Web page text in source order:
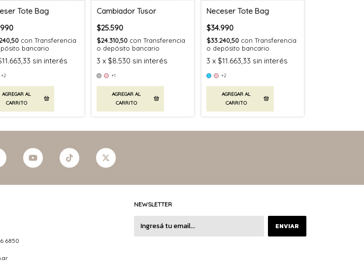
Tote Bag
con Transferencia
bancario
sin interés
+2
AGREGAR AL
CARRITO
Cambiador Tusor
$25.590
$24.310,50 con Transferencia
o depósito bancario
3 x $8.530 sin interés
+1
AGREGAR AL
CARRITO
Neceser Tote Bag
$34.990
$33.240,50 con Transferencia
o depósito bancario
3 x $11.663,33 sin interés
+2
AGREGAR AL
CARRITO
6850
NEWSLETTER